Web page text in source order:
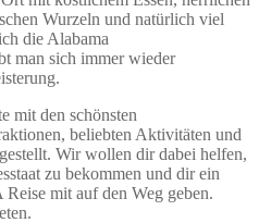
Wurzeln und natürlich viel
die Alabama
man sich immer wieder
mit den schönsten
beliebten Aktivitäten und
Wir wollen dir dabei helfen,
zu bekommen und dir ein
mit auf den Weg geben.